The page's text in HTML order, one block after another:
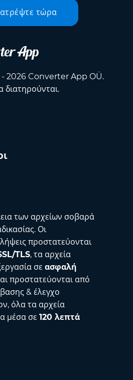
τώρα
2026 Converter App OÜ.
διατηρούνται.
των αρχείων σοβαρά
Οι
προστατεύονται
TLS, τα αρχεία
σε ασφαλή
προστατεύονται από
& έλεγχο
όλα τα αρχεία
μέσα σε 120 λεπτά